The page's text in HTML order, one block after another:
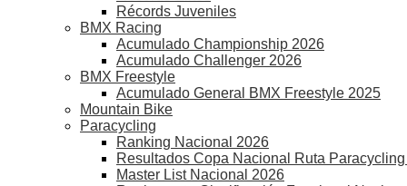
Récords Juveniles
BMX Racing
Acumulado Championship 2026
Acumulado Challenger 2026
BMX Freestyle
Acumulado General BMX Freestyle 2025
Mountain Bike
Paracycling
Ranking Nacional 2026
Resultados Copa Nacional Ruta
Master List Nacional 2026